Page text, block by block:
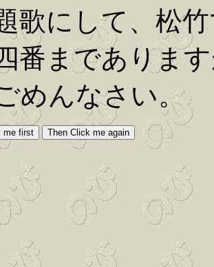
歌にして、松
番までありま
めんなさい。